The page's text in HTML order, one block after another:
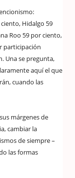
Hidalgo 59
Roo 59 por ciento,
participación
Una se pregunta,
aquí el que
cuando las
márgenes de
cambiar la
de siempre –
las formas